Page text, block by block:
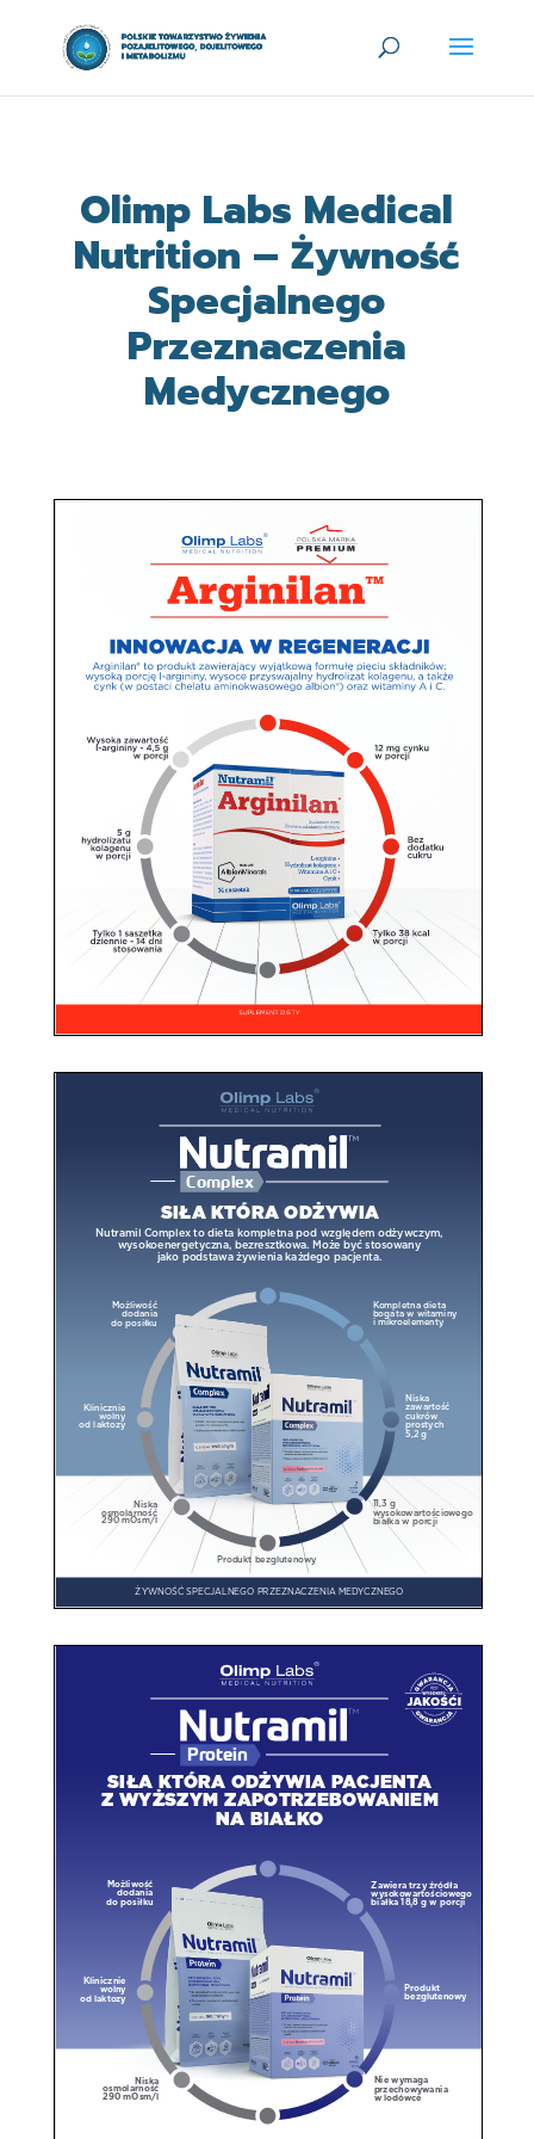
Olimp Labs Medical
Nutrition – Żywność
Specjalnego
Przeznaczenia
Medycznego